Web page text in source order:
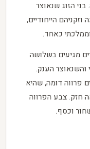
הזוג שנאוצר
הייחודיים,
כאחד.
מגיעים בשלושה
והשנאוצר הענק.
פרווה דומה, שהיא
חזק. צבע הפרווה
וכסף.